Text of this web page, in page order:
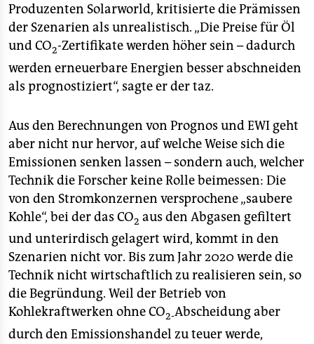
Produzenten Solarworld, kritisierte die Prämissen
der Szenarien als unrealistisch. „Die Preise für Öl
und CO2-Zertifikate werden höher sein – dadurch
werden erneuerbare Energien besser abschneiden
als prognostiziert“, sagte er der taz.
Aus den Berechnungen von Prognos und EWI geht
aber nicht nur hervor, auf welche Weise sich die
Emissionen senken lassen – sondern auch, welcher
Technik die Forscher keine Rolle beimessen: Die
von den Stromkonzernen versprochene „saubere
Kohle“, bei der das CO2 aus den Abgasen gefiltert
und unterirdisch gelagert wird, kommt in den
Szenarien nicht vor. Bis zum Jahr 2020 werde die
Technik nicht wirtschaftlich zu realisieren sein, so
die Begründung. Weil der Betrieb von
Kohlekraftwerken ohne CO2-Abscheidung aber
durch den Emissionshandel zu teuer werde,